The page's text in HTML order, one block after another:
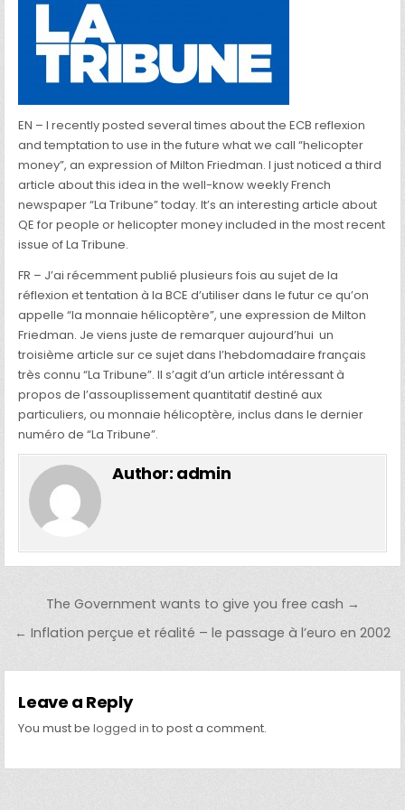
EN – I recently posted several times about the ECB reflexion
and temptation to use in the future what we call “helicopter
money”, an expression of Milton Friedman. I just noticed a third
article about this idea in the well-know weekly French
newspaper “La Tribune” today. It’s an interesting article about
QE for people or helicopter money included in the most recent
issue of La Tribune.
FR – J’ai récemment publié plusieurs fois au sujet de la
réflexion et tentation à la BCE d’utiliser dans le futur ce qu’on
appelle “la monnaie hélicoptère”, une expression de Milton
Friedman. Je viens juste de remarquer aujourd’hui un
troisième article sur ce sujet dans l’hebdomadaire français
très connu “La Tribune”. Il s’agit d’un article intéressant à
propos de l’assouplissement quantitatif destiné aux
particuliers, ou monnaie hélicoptère, inclus dans le dernier
numéro de “La Tribune”.
Author: admin
Post navigation
The Government wants to give you free cash →
← Inflation perçue et réalité – le passage à l’euro en 2002
Leave a Reply
You must belogged in to post a comment.